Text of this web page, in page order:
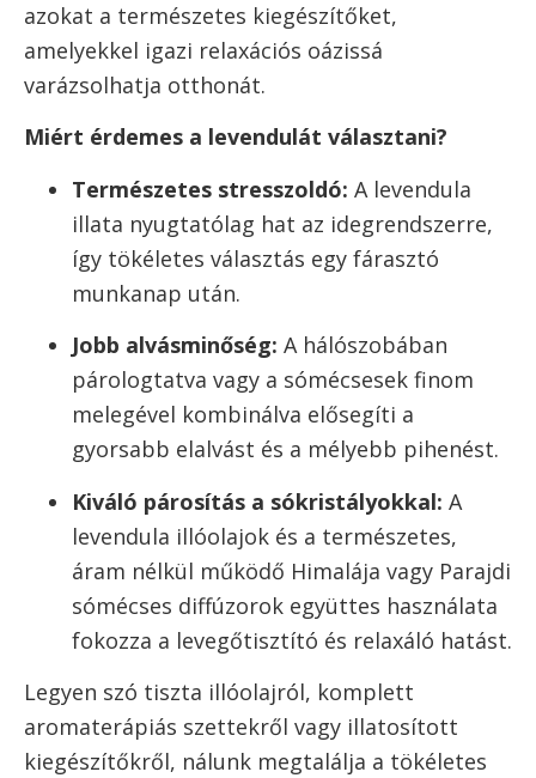
azokat a természetes kiegészítőket,
amelyekkel igazi relaxációs oázissá
varázsolhatja otthonát.
Miért érdemes a levendulát választani?
Természetes stresszoldó: A levendula
illata nyugtatólag hat az idegrendszerre,
így tökéletes választás egy fárasztó
munkanap után.
Jobb alvásminőség: A hálószobában
párologtatva vagy a sómécsesek finom
melegével kombinálva elősegíti a
gyorsabb elalvást és a mélyebb pihenést.
Kiváló párosítás a sókristályokkal: A
levendula illóolajok és a természetes,
áram nélkül működő Himalája vagy Parajdi
sómécses diffúzorok együttes használata
fokozza a levegőtisztító és relaxáló hatást.
Legyen szó tiszta illóolajról, komplett
aromaterápiás szettekről vagy illatosított
kiegészítőkről, nálunk megtalálja a tökéletes